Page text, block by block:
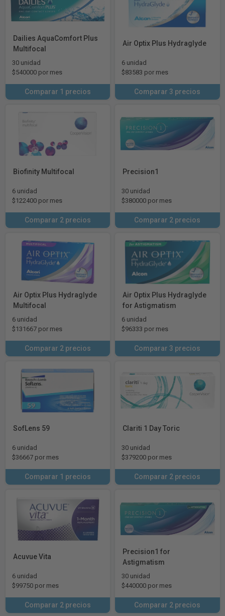
Dailies AquaComfort Plus
Multifocal
30 unidad
$540000 por mes
Comparar 1 precios
Air Optix Plus Hydraglyde
6 unidad
$83583 por mes
Comparar 3 precios
Biofinity Multifocal
6 unidad
$122400 por mes
Comparar 2 precios
Precision1
30 unidad
$380000 por mes
Comparar 2 precios
Air Optix Plus Hydraglyde
Multifocal
6 unidad
$131667 por mes
Comparar 2 precios
Air Optix Plus Hydraglyde
for Astigmatism
6 unidad
$96333 por mes
Comparar 3 precios
SofLens 59
6 unidad
$36667 por mes
Comparar 1 precios
Clariti 1 Day Toric
30 unidad
$379200 por mes
Comparar 2 precios
Acuvue Vita
6 unidad
$99750 por mes
Comparar 2 precios
Precision1 for
Astigmatism
30 unidad
$440000 por mes
Comparar 2 precios